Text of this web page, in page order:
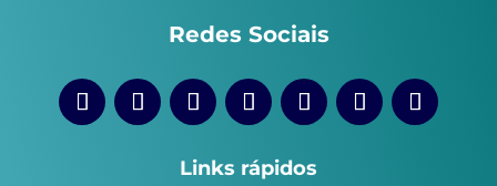
Redes Sociais
Links rápidos